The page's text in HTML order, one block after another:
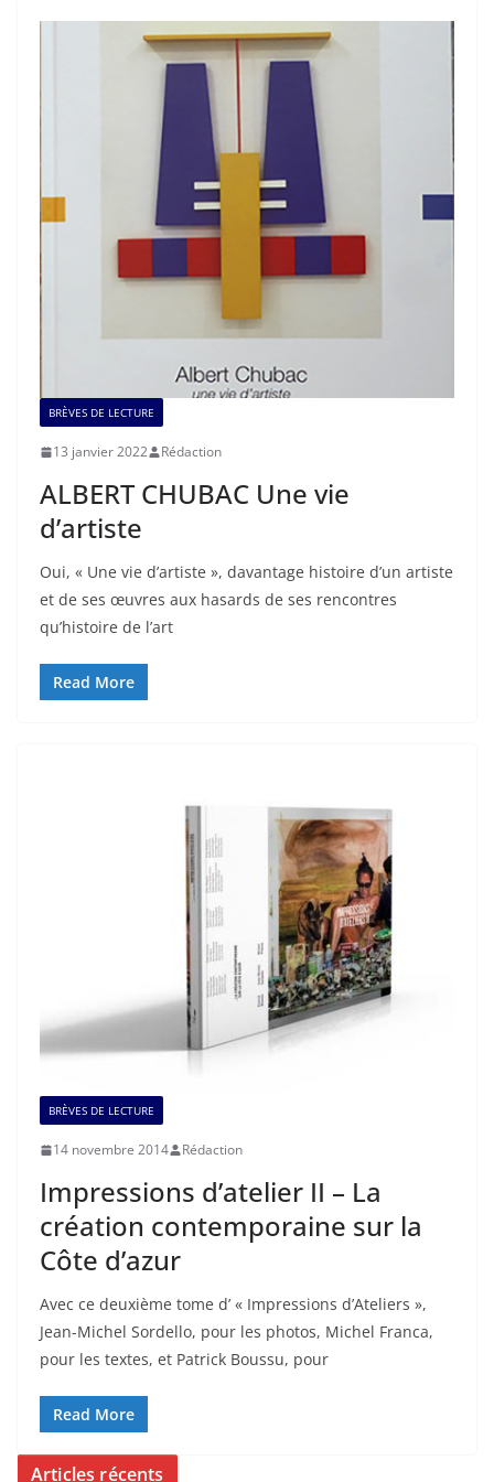
BRÈVES DE LECTURE
13 janvier 2022 Rédaction
ALBERT CHUBAC Une vie
d’artiste
Oui, « Une vie d’artiste », davantage histoire d’un artiste
et de ses œuvres aux hasards de ses rencontres
qu’histoire de l’art
Read More
BRÈVES DE LECTURE
14 novembre 2014 Rédaction
Impressions d’atelier II – La
création contemporaine sur la
Côte d’azur
Avec ce deuxième tome d’ « Impressions d’Ateliers »,
Jean-Michel Sordello, pour les photos, Michel Franca,
pour les textes, et Patrick Boussu, pour
Read More
Articles récents